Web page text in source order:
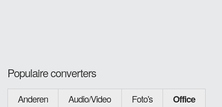
Populaire converters
Anderen Audio/Video Foto's Office